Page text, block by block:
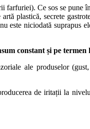
farfuriei). Ce sos se pune
plastică, secrete
este niciodată suprapus
constant și pe termen
ale produselor
de iritații la